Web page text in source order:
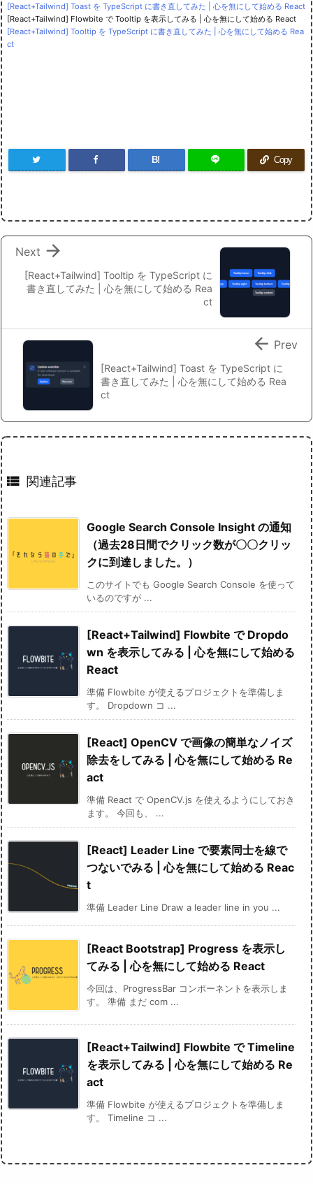
[React+Tailwind] Toast を TypeScript に書き直してみた | 心を無にして始める React
[React+Tailwind] Flowbite で Tooltip を表示してみる | 心を無にして始める React
[React+Tailwind] Tooltip を TypeScript に書き直してみた | 心を無にして始める Rea
ct
B! Copy
[React+Tailwind] Tooltip を TypeScript に
書き直してみた | 心を無にして始める Rea
ct

Next
[React+Tailwind] Toast を TypeScript に
書き直してみた | 心を無にして始める Rea
ct
 Prev
 関連記事
Google Search Console Insight の通知
（過去28日間でクリック数が〇〇クリッ
クに到達しました。）
このサイトでも Google Search Console を使って
いるのですが ...
[React+Tailwind] Flowbite で Dropdo
wn を表示してみる | 心を無にして始める
React
準備 Flowbite が使えるプロジェクトを準備しま
す。 Dropdown コ ...
[React] OpenCV で画像の簡単なノイズ
除去をしてみる | 心を無にして始める Re
act
準備 React で OpenCV.js を使えるようにしておき
ます。 今回も、 ...
[React] Leader Line で要素同士を線で
つないでみる | 心を無にして始める Reac
t
準備 Leader Line Draw a leader line in you ...
[React Bootstrap] Progress を表示し
てみる | 心を無にして始める React
今回は、ProgressBar コンポーネントを表示しま
す。 準備 まだ com ...
[React+Tailwind] Flowbite で Timeline
を表示してみる | 心を無にして始める Re
act
準備 Flowbite が使えるプロジェクトを準備しま
す。 Timeline コ ...